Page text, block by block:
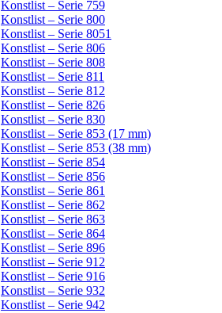
Konstlist – Serie 759
Konstlist – Serie 800
Konstlist – Serie 8051
Konstlist – Serie 806
Konstlist – Serie 808
Konstlist – Serie 811
Konstlist – Serie 812
Konstlist – Serie 826
Konstlist – Serie 830
Konstlist – Serie 853 (17 mm)
Konstlist – Serie 853 (38 mm)
Konstlist – Serie 854
Konstlist – Serie 856
Konstlist – Serie 861
Konstlist – Serie 862
Konstlist – Serie 863
Konstlist – Serie 864
Konstlist – Serie 896
Konstlist – Serie 912
Konstlist – Serie 916
Konstlist – Serie 932
Konstlist – Serie 942